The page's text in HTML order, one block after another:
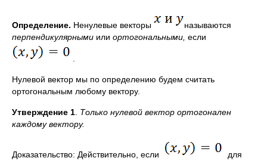
Определение. Ненулевые векторы
называются
перпендикулярными или ортогональными, если
Нулевой вектор мы по определению будем считать
ортогональным любому вектору.
Утверждение 1 Только нулевой вектор ортого­нален
каждому вектору.
Доказательство: Действительно, если для